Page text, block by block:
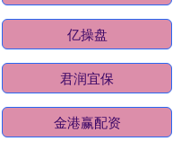
亿操盘
君润宜保
金港赢配资